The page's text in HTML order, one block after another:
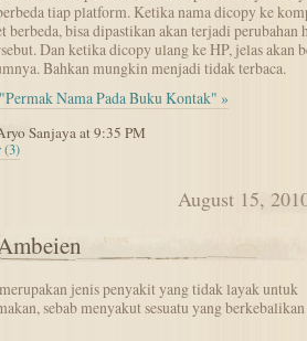
tiap platform. Ketika nama dicopy ke
berbeda, bisa dipastikan akan terjadi perubahan
Dan ketika dicopy ulang ke HP, jelas akan
Bahkan mungkin menjadi tidak terbaca.
Nama Pada Buku Kontak" »
Sanjaya at 9:35 PM
(3)
August 15,
jenis penyakit yang tidak layak untuk
sebab menyakut sesuatu yang